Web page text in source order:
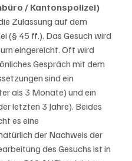
/ Kantonspolizei)
Zulassung auf dem
(§ 45 ff.). Das Gesuch wird
eingereicht. Oft wird
Gespräch mit dem
sind ein
als 3 Monate) und ein
letzten 3 Jahre). Beides
es eine
der Nachweis der
des Gesuchs ist in